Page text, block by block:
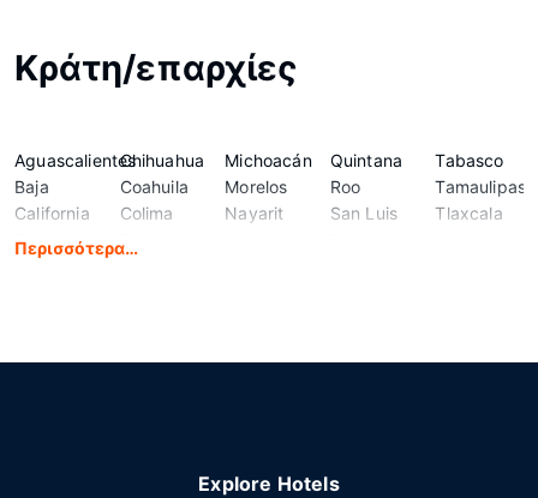
Κράτη/επαρχίες
Aguascalientes
Baja
California
Baja
Chihuahua
Coahuila
Colima
Michoacán
Morelos
Nayarit
Quintana
Roo
San Luis
Tabasco
Tamaulipas
Tlaxcala
Περισσότερα…
Explore Hotels